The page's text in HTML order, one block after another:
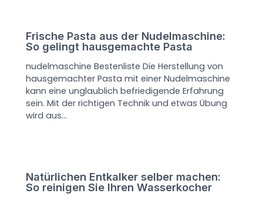
Frische Pasta aus der Nudelmaschine:
So gelingt hausgemachte Pasta
nudelmaschine Bestenliste Die Herstellung von
hausgemachter Pasta mit einer Nudelmaschine
kann eine unglaublich befriedigende Erfahrung
sein. Mit der richtigen Technik und etwas Übung
wird aus…
Natürlichen Entkalker selber machen:
So reinigen Sie Ihren Wasserkocher